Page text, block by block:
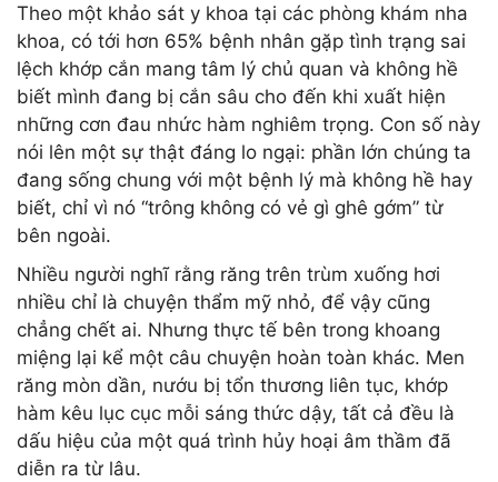
Theo một khảo sát y khoa tại các phòng khám nha
khoa, có tới hơn 65% bệnh nhân gặp tình trạng sai
lệch khớp cắn mang tâm lý chủ quan và không hề
biết mình đang bị cắn sâu cho đến khi xuất hiện
những cơn đau nhức hàm nghiêm trọng. Con số này
nói lên một sự thật đáng lo ngại: phần lớn chúng ta
đang sống chung với một bệnh lý mà không hề hay
biết, chỉ vì nó “trông không có vẻ gì ghê gớm” từ
bên ngoài.
Nhiều người nghĩ rằng răng trên trùm xuống hơi
nhiều chỉ là chuyện thẩm mỹ nhỏ, để vậy cũng
chẳng chết ai. Nhưng thực tế bên trong khoang
miệng lại kể một câu chuyện hoàn toàn khác. Men
răng mòn dần, nướu bị tổn thương liên tục, khớp
hàm kêu lục cục mỗi sáng thức dậy, tất cả đều là
dấu hiệu của một quá trình hủy hoại âm thầm đã
diễn ra từ lâu.